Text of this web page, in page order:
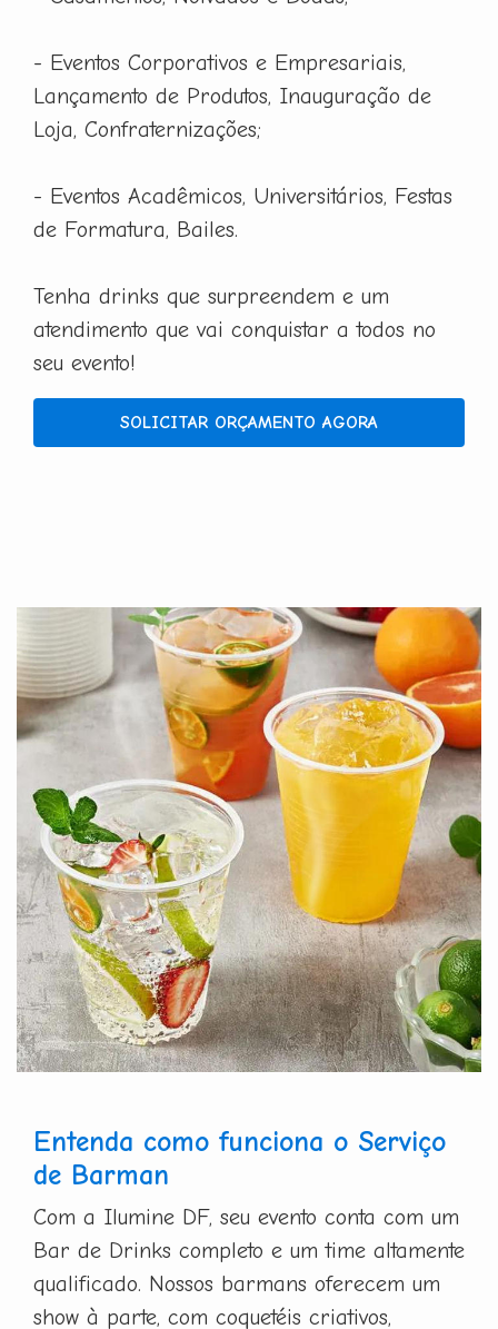
- Eventos Corporativos e Empresariais,
Lançamento de Produtos, Inauguração de
Loja, Confraternizações;
- Eventos Acadêmicos, Universitários, Festas
de Formatura, Bailes.
Tenha drinks que surpreendem e um
atendimento que vai conquistar a todos no
seu evento!
SOLICITAR ORÇAMENTO AGORA
Entenda como funciona o Serviço
de Barman
Com a Ilumine DF, seu evento conta com um
Bar de Drinks completo e um time altamente
qualificado. Nossos barmans oferecem um
show à parte, com coquetéis criativos,